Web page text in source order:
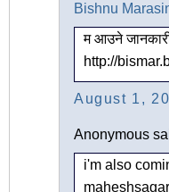
Bishnu
म आउने
http://
August 1,
Anonymous
i'm also